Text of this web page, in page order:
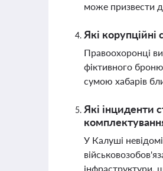
може призвести
Які корупційні
Правоохоронці
фіктивного
сумою хабарів
Які інциденти
У Калуші
інфраструктури,